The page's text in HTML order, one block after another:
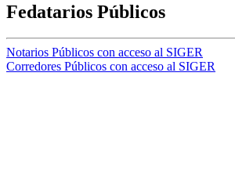
Fedatarios Públicos
Notarios Públicos con acceso al SIGER
Corredores Públicos con acceso al SIGER